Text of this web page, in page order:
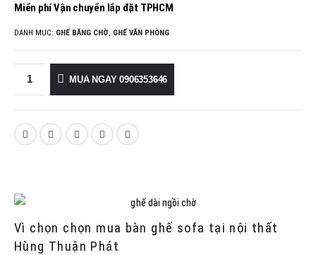
Miển phí Vận chuyển lắp đặt TPHCM
DANH MỤC: GHẾ BĂNG CHỜ, GHẾ VĂN PHÒNG
MUA NGAY 0906353646
Vì chọn chọn mua bàn ghế sofa tại nội thất
Hùng Thuận Phát